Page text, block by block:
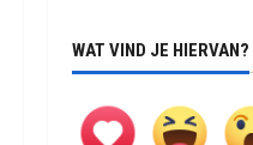
WAT VIND JE HIERVAN?